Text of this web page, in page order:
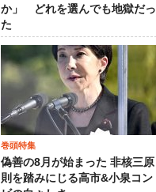
か」 どれを選んでも地獄だっ
た
巻頭特集
偽善の8月が始まった 非核三原
則を踏みにじる高市&小泉コン